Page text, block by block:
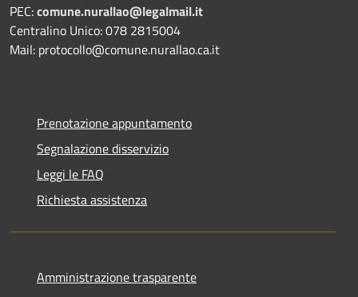
PEC:comune.nurallao@legalmail.it
Centralino Unico: 078 2815004
Mail: protocollo@comune.nurallao.ca.it
Prenotazione appuntamento
Segnalazione disservizio
Leggi le FAQ
Richiesta assistenza
Amministrazione trasparente